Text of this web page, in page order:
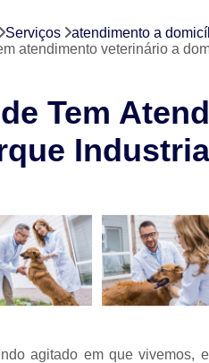
Serviços atendimento a
atendimento veterinário a
Tem
agitado em que vivemos,